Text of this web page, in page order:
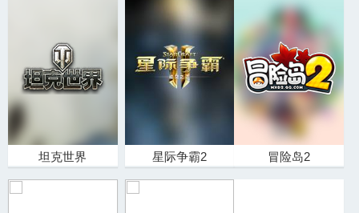
坦克世界 星际争霸2 冒险岛2